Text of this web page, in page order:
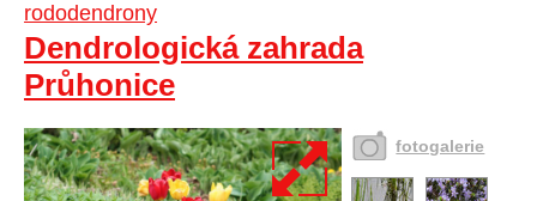
rododendrony
Dendrologická zahrada
Průhonice
fotogalerie